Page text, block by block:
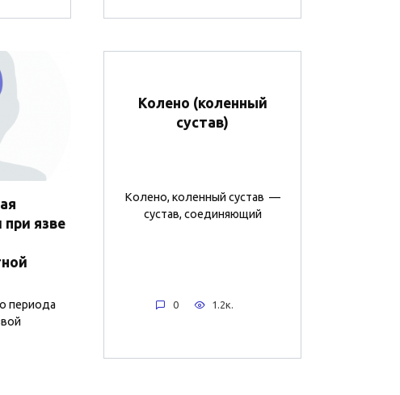
при язве
периода
Колено (коленный
сустав)
Колено, коленный сустав —
сустав, соединяющий
0 1.2к.